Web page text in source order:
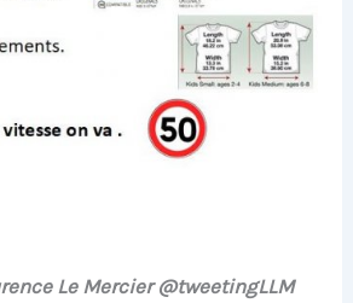
Mercier‏ @tweetingLLM